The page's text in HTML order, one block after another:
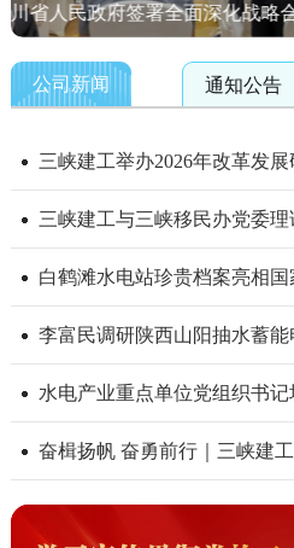
7月9日，三峡建工党委书记、
世界额定水头最高、我国单机
公司新闻 通知公告
三峡建工举办2026年改革发展
李富民调研陕西山阳抽水蓄能